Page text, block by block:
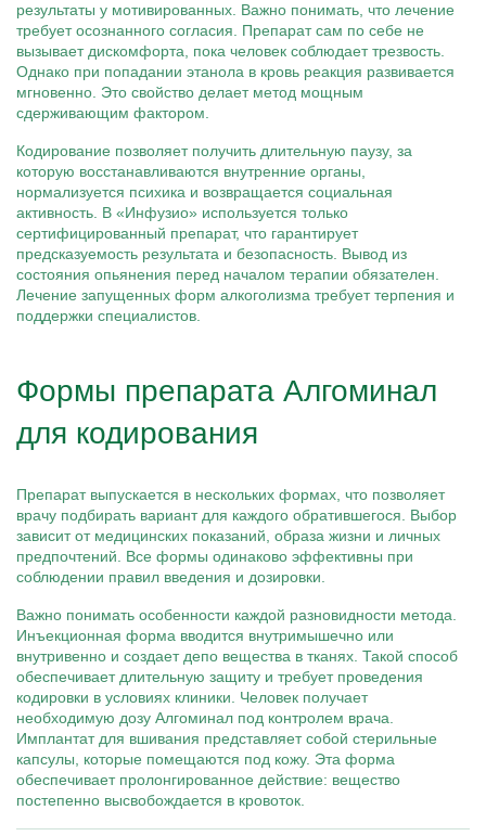
результаты у мотивированных. Важно понимать, что лечение
требует осознанного согласия. Препарат сам по себе не
вызывает дискомфорта, пока человек соблюдает трезвость.
Однако при попадании этанола в кровь реакция развивается
мгновенно. Это свойство делает метод мощным
сдерживающим фактором.
Кодирование позволяет получить длительную паузу, за
которую восстанавливаются внутренние органы,
нормализуется психика и возвращается социальная
активность. В «Инфузио» используется только
сертифицированный препарат, что гарантирует
предсказуемость результата и безопасность. Вывод из
состояния опьянения перед началом терапии обязателен.
Лечение запущенных форм алкоголизма требует терпения и
поддержки специалистов.
Формы препарата Алгоминал
для кодирования
Препарат выпускается в нескольких формах, что позволяет
врачу подбирать вариант для каждого обратившегося. Выбор
зависит от медицинских показаний, образа жизни и личных
предпочтений. Все формы одинаково эффективны при
соблюдении правил введения и дозировки.
Важно понимать особенности каждой разновидности метода.
Инъекционная форма вводится внутримышечно или
внутривенно и создает депо вещества в тканях. Такой способ
обеспечивает длительную защиту и требует проведения
кодировки в условиях клиники. Человек получает
необходимую дозу Алгоминал под контролем врача.
Имплантат для вшивания представляет собой стерильные
капсулы, которые помещаются под кожу. Эта форма
обеспечивает пролонгированное действие: вещество
постепенно высвобождается в кровоток.